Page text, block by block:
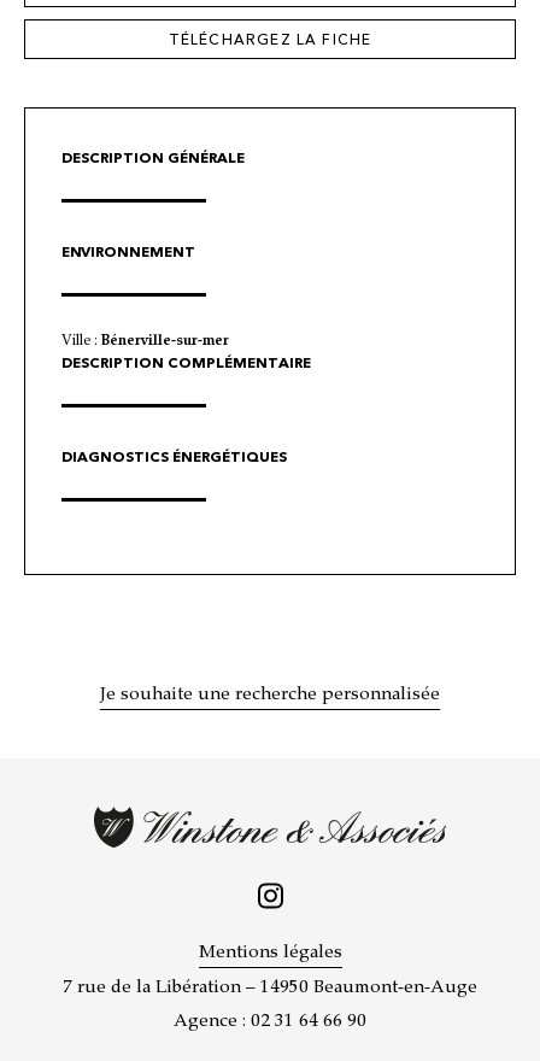
TÉLÉCHARGEZ LA FICHE
DESCRIPTION GÉNÉRALE
ENVIRONNEMENT
Ville : Bénerville-sur-mer
DESCRIPTION COMPLÉMENTAIRE
DIAGNOSTICS ÉNERGÉTIQUES
Je souhaite une recherche personnalisée
Mentions légales
7 rue de la Libération – 14950 Beaumont-en-Auge
Agence : 02 31 64 66 90